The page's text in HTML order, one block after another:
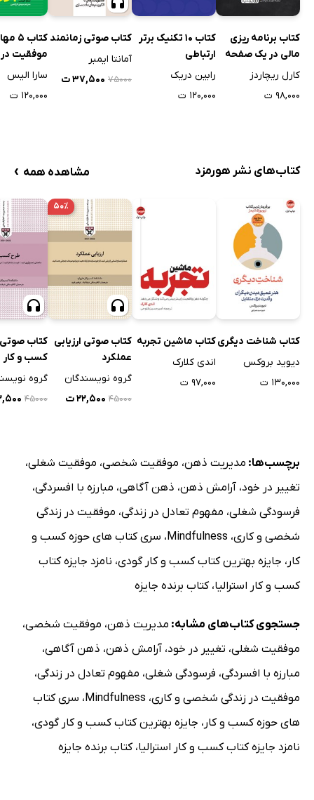
کتاب برنامه ریزی
مالی در یک صفحه
کارل ریچاردز
۹۸,۰۰۰ ت
کتاب 10 تکنیک برتر
ارتباطی
رابین دریک
۱۲۰,۰۰۰ ت
کتاب صوتی زمانمند
آمانتا ایمبر
۷۵۰۰۰ ۳۷,۵۰۰ ت
کتاب
موفقیت در
سارا الیس
۱۲۰,۰۰۰ ت
کتاب‌های نشر هورمزد مشاهده همه ›
کتاب شناخت دیگری
دیوید بروکس
۱۳۰,۰۰۰ ت
کتاب ماشین تجربه
اندی کلارک
۹۷,۰۰۰ ت
۵۰٪
کتاب صوتی ارزیابی
عملکرد
گروه نویسندگان
۴۵۰۰۰ ۲۲,۵۰۰ ت
کتاب
کسب و کار
گروه
۴۵۰۰۰
برچسب‌ها: مدیریت ذهن، موفقیت شخصی، موفقیت شغلی،
تغییر در خود، آرامش ذهن، ذهن آگاهی، مبارزه با افسردگی،
فرسودگی شغلی، مفهوم تعادل در زندگی، موفقیت در زندگی
شخصی و کاری، Mindfulness، سری کتاب های حوزه کسب و
کار ، جایزه بهترین کتاب کسب و کار گودی، نامزد جایزه کتاب
کسب و کار استرالیا،کتاب برنده جایزه
جستجوی کتاب‌های مشابه: مدیریت ذهن، موفقیت شخصی،
موفقیت شغلی، تغییر در خود، آرامش ذهن، ذهن آگاهی،
مبارزه با افسردگی، فرسودگی شغلی، مفهوم تعادل در زندگی،
موفقیت در زندگی شخصی و کاری، Mindfulness، سری کتاب
های حوزه کسب و کار ، جایزه بهترین کتاب کسب و کار گودی،
نامزد جایزه کتاب کسب و کار استرالیا،کتاب برنده جایزه